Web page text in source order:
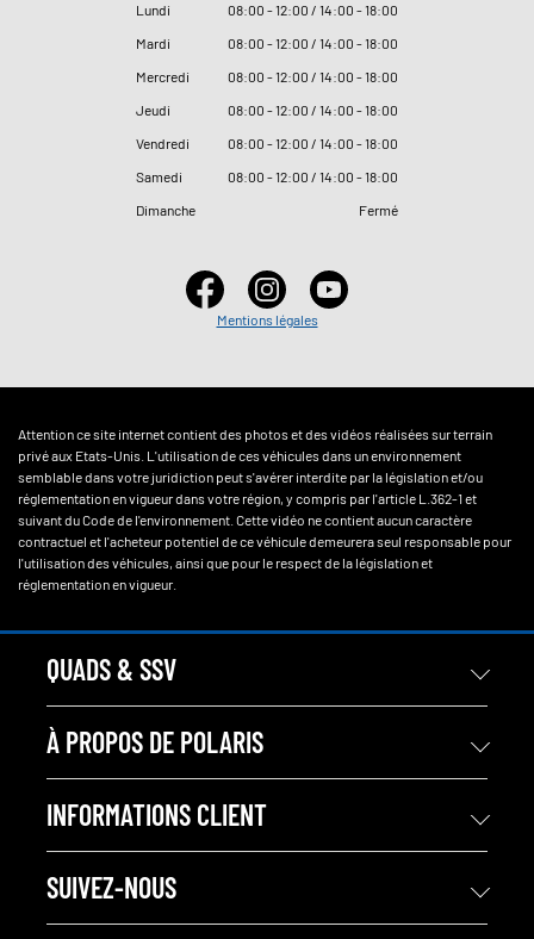
Lundi 08:00 - 12:00 / 14:00 - 18:00
Mardi
08:00 - 12:00 / 14:00 - 18:00
Mercredi
08:00 - 12:00 / 14:00 - 18:00
Jeudi
08:00 - 12:00 / 14:00 - 18:00
Vendredi
08:00 - 12:00 / 14:00 - 18:00
Samedi
08:00 - 12:00 / 14:00 - 18:00
Dimanche
Fermé
Mentions légales
Attention ce site internet contient des photos et des vidéos réalisées sur terrain
privé aux Etats-Unis. L'utilisation de ces véhicules dans un environnement
semblable dans votre juridiction peut s'avérer interdite par la législation et/ou
réglementation en vigueur dans votre région, y compris par l'article L.362-1 et
suivant du Code de l'environnement. Cette vidéo ne contient aucun caractère
contractuel et l'acheteur potentiel de ce véhicule demeurera seul responsable pour
l'utilisation des véhicules, ainsi que pour le respect de la législation et
réglementation en vigueur.
QUADS & SSV
À PROPOS DE POLARIS
INFORMATIONS CLIENT
SUIVEZ-NOUS